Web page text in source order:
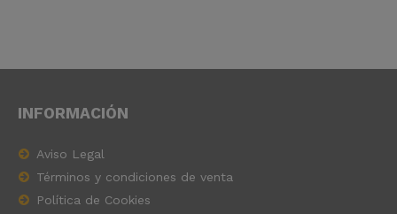
INFORMACIÓN
Aviso Legal
Términos y condiciones de venta
Política de Cookies